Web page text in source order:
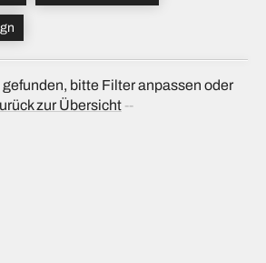
(neu → alt)
bitte Filter anpassen oder
zur Übersicht